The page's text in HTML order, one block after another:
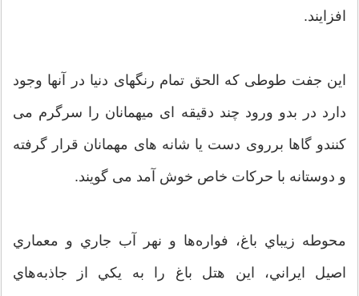
افزایند.
این جفت طوطی که الحق تمام رنگهای دنیا در آنها وجود
دارد در بدو ورود چند دقیقه ای میهمانان را سرگرم می
کنندو گاها برروی دست یا شانه های مهمانان قرار گرفته
و دوستانه با حرکات خاص خوش آمد می گویند.
محوطه زيباي باغ، فواره‌ها و نهر آب جاري و معماري
اصيل ايراني، اين هتل باغ را به يكي از جاذبه‌هاي